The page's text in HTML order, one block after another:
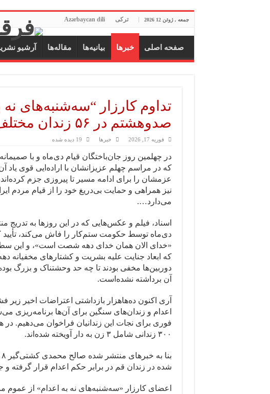
جمعه , ژوئن 12 2026 ترکی Azərbaycan dili
صفحه اصلی خبرها بیانیه‌ها مقاله‌ها آرشیو
تداوم کارزار “سه‌شنبه‌های نه
صدوهشتم در ۵۶ زندان مختلف
فوریه 17, 2026 خبرها 19 دیده شده
در چهلمین روز جان‌باختگان قیام دی‌ماه و با
که در مراسم چهلم عزیزانشان با اراده‌ایی قوی یاد
عزمشان را برای ادامه مسیر تا پیروزی جزم
نیز همراهی و حمایت بی‌دریغ خود را از قیام مردم
می‌دارد….
اسناد، فیلم و عکس‌هایی که در این روزها به
دی‌‌ماه توسط حکومت ستم‌کار را فاش می‌کند، تأیید
«خدای الان همان خدای دهه شصت است»، و این سطح
دوربین‌ها مخفی بودند تا چه حد وحشتناک و بزرگ
آن برداشته نشده‌است.
آری اکنون ده‌هاهزار بازداشتی اعتراضات اخیر زیر
اعدام و زندان‌های سنگین برای آن‌ها برنامه‌ریزی
فوری برای نجات این زندانیان فراخوان می‌دهیم. در
۳۰۰ زندانی شامل ۳ زن به دار آویخته شده‌اند.
شده در زندان قم در برابر حکم اعدام قرار
اعضای کارزار «سه‌شنبه‌های نه به اعدام» از عموم